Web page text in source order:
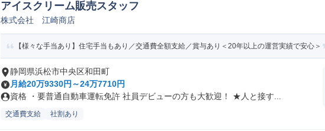
アイスクリーム販売スタッフ
株式会社 江崎商店
【様々な手当あり】住宅手当もあり／交通費全額支給／賞与あり＜20年以上の運営実績で安心＞
静岡県浜松市中央区和田町
月給20万9330円～24万7710円
資格 ・要普通自動車運転免許 社員デビューの方も大歓迎！ ★人と接す...
交通費支給 社割あり